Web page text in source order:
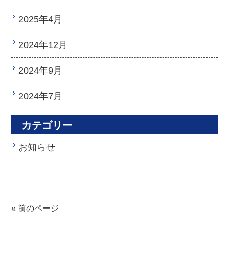
2025年4月
2024年12月
2024年9月
2024年7月
カテゴリー
お知らせ
« 前のページ